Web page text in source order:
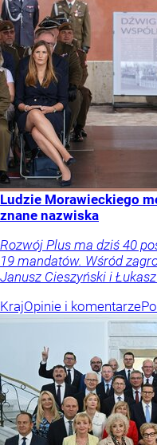
Ludzie Morawieckiego
znane nazwiska
Rozwój Plus ma dziś 40
19 mandatów. Wśród
Janusz Cieszyński i
KrajOpinie i komentarze